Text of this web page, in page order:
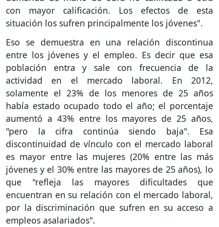
con mayor calificación. Los efectos de esta
situación los sufren principalmente los jóvenes".
Eso se demuestra en una relación discontinua
entre los jóvenes y el empleo. Es decir que esa
población entra y sale con frecuencia de la
actividad en el mercado laboral. En 2012,
solamente el 23% de los menores de 25 años
había estado ocupado todo el año; el porcentaje
aumentó a 43% entre los mayores de 25 años,
"pero la cifra continúa siendo baja". Esa
discontinuidad de vínculo con el mercado laboral
es mayor entre las mujeres (20% entre las más
jóvenes y el 30% entre las mayores de 25 años), lo
que "refleja las mayores dificultades que
encuentran en su relación con el mercado laboral,
por la discriminación que sufren en su acceso a
empleos asalariados".